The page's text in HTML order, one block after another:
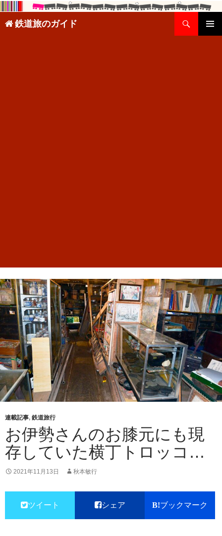
鉄道旅のガイド
索
連載記事, 鉄道旅行
お伊勢さんのお膝元にも現
存していた横丁トロッコ…
2021年11月13日 秋本敏行
ツイート シェア ブックマーク